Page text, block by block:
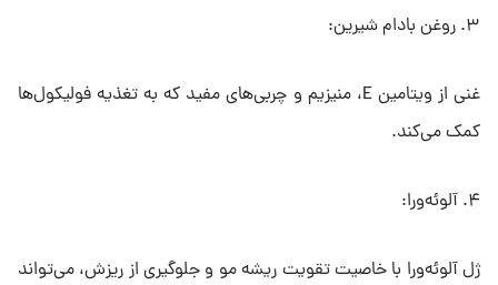
۳. روغن بادام شیرین:
غنی از ویتامین E، منیزیم و چربی‌های مفید که به تغذیه فولیکول‌ها
کمک می‌کند.
۴. آلوئه‌ورا:
ژل آلوئه‌ورا با خاصیت تقویت ریشه مو و جلوگیری از ریزش، می‌تواند